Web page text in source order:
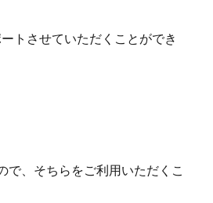
トさせていただくことができ
、そちらをご利用いただくこ